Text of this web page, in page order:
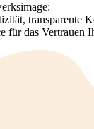
transparente
für das Vertrauen